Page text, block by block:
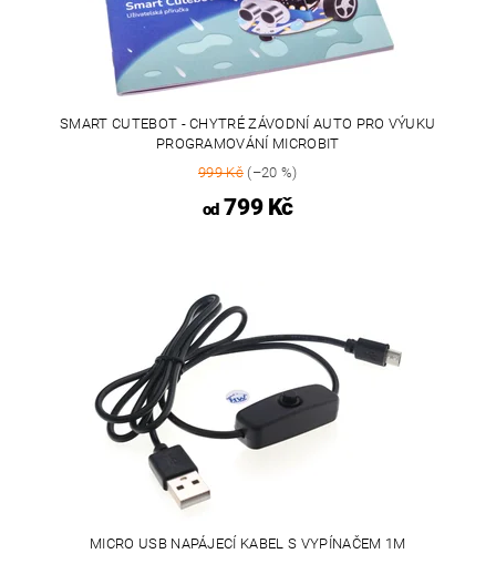
SMART CUTEBOT - CHYTRÉ ZÁVODNÍ AUTO PRO VÝUKU
PROGRAMOVÁNÍ MICROBIT
999 Kč(–20 %)
od799 Kč
MICRO USB NAPÁJECÍ KABEL S VYPÍNAČEM 1M